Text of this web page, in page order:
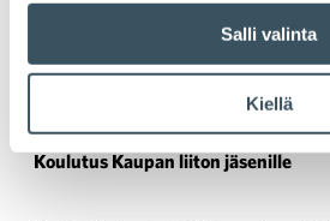
Salli valinta
Kiellä
Tes tutuksi –
Koulutus Kaupan liiton jäsenille